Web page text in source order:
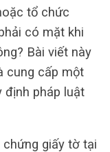
tổ chức
có mặt khi
Bài viết này
cung cấp một
định pháp luật
chứng giấy tờ tại